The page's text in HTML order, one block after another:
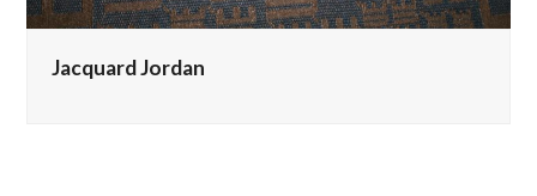
Jacquard Jordan